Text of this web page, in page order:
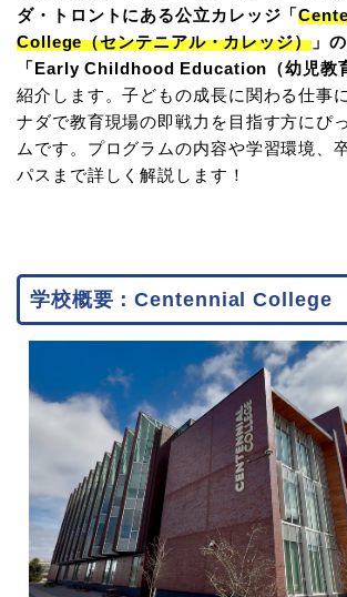
ダ・トロントにある公立カレッジ「
College（センテニアル・カレッジ） 」
「Early Childhood Education（幼児教
紹介します。子どもの成長に関わる仕事
ナダで教育現場の即戦力を目指す方にぴ
ムです。プログラムの内容や学習環境、
パスまで詳しく解説します！
学校概要：Centennial College